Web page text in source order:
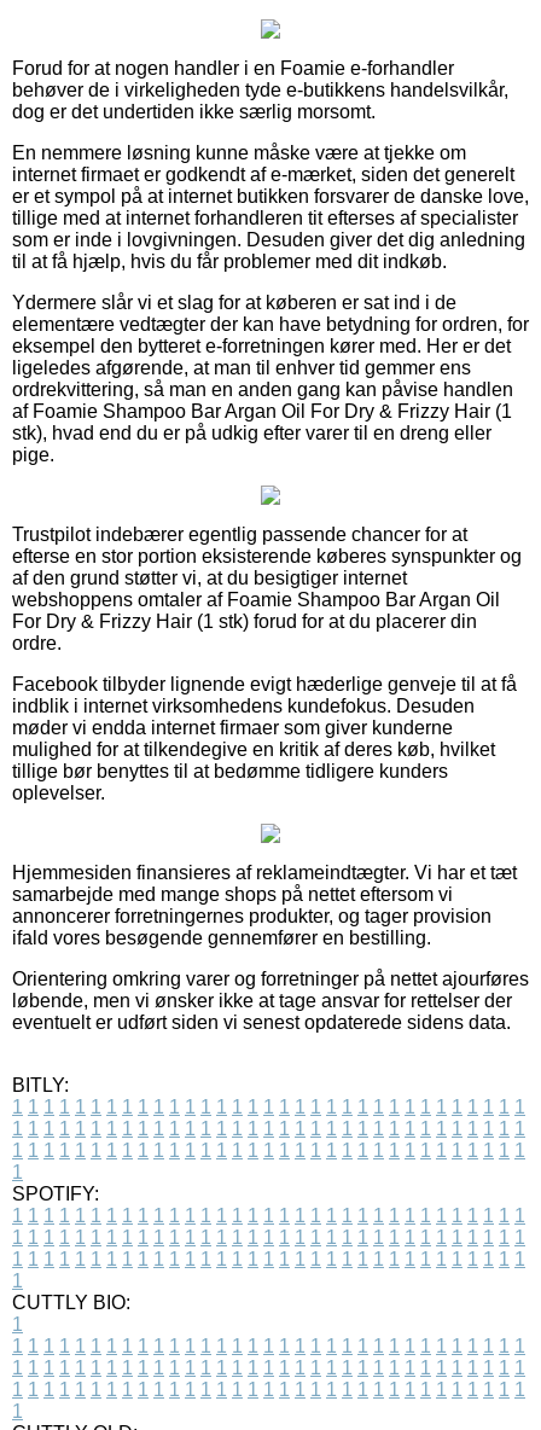
Forud for at nogen handler i en Foamie e-forhandler
behøver de i virkeligheden tyde e-butikkens handelsvilkår,
dog er det undertiden ikke særlig morsomt.
En nemmere løsning kunne måske være at tjekke om
internet firmaet er godkendt af e-mærket, siden det generelt
er et sympol på at internet butikken forsvarer de danske love,
tillige med at internet forhandleren tit efterses af specialister
som er inde i lovgivningen. Desuden giver det dig anledning
til at få hjælp, hvis du får problemer med dit indkøb.
Ydermere slår vi et slag for at køberen er sat ind i de
elementære vedtægter der kan have betydning for ordren, for
eksempel den bytteret e-forretningen kører med. Her er det
ligeledes afgørende, at man til enhver tid gemmer ens
ordrekvittering, så man en anden gang kan påvise handlen
af Foamie Shampoo Bar Argan Oil For Dry & Frizzy Hair (1
stk), hvad end du er på udkig efter varer til en dreng eller
pige.
Trustpilot indebærer egentlig passende chancer for at
efterse en stor portion eksisterende køberes synspunkter og
af den grund støtter vi, at du besigtiger internet
webshoppens omtaler af Foamie Shampoo Bar Argan Oil
For Dry & Frizzy Hair (1 stk) forud for at du placerer din
ordre.
Facebook tilbyder lignende evigt hæderlige genveje til at få
indblik i internet virksomhedens kundefokus. Desuden
møder vi endda internet firmaer som giver kunderne
mulighed for at tilkendegive en kritik af deres køb, hvilket
tillige bør benyttes til at bedømme tidligere kunders
oplevelser.
Hjemmesiden finansieres af reklameindtægter. Vi har et tæt
samarbejde med mange shops på nettet eftersom vi
annoncerer forretningernes produkter, og tager provision
ifald vores besøgende gennemfører en bestilling.
Orientering omkring varer og forretninger på nettet ajourføres
løbende, men vi ønsker ikke at tage ansvar for rettelser der
eventuelt er udført siden vi senest opdaterede sidens data.
BITLY:
1 1 1 1 1 1 1 1 1 1 1 1 1 1 1 1 1 1 1 1 1 1 1 1 1 1 1 1 1 1 1 1 1
1 1 1 1 1 1 1 1 1 1 1 1 1 1 1 1 1 1 1 1 1 1 1 1 1 1 1 1 1 1 1 1 1
1 1 1 1 1 1 1 1 1 1 1 1 1 1 1 1 1 1 1 1 1 1 1 1 1 1 1 1 1 1 1 1 1
1
SPOTIFY:
1 1 1 1 1 1 1 1 1 1 1 1 1 1 1 1 1 1 1 1 1 1 1 1 1 1 1 1 1 1 1 1 1
1 1 1 1 1 1 1 1 1 1 1 1 1 1 1 1 1 1 1 1 1 1 1 1 1 1 1 1 1 1 1 1 1
1 1 1 1 1 1 1 1 1 1 1 1 1 1 1 1 1 1 1 1 1 1 1 1 1 1 1 1 1 1 1 1 1
1
CUTTLY BIO:
1
1 1 1 1 1 1 1 1 1 1 1 1 1 1 1 1 1 1 1 1 1 1 1 1 1 1 1 1 1 1 1 1 1
1 1 1 1 1 1 1 1 1 1 1 1 1 1 1 1 1 1 1 1 1 1 1 1 1 1 1 1 1 1 1 1 1
1 1 1 1 1 1 1 1 1 1 1 1 1 1 1 1 1 1 1 1 1 1 1 1 1 1 1 1 1 1 1 1 1
1